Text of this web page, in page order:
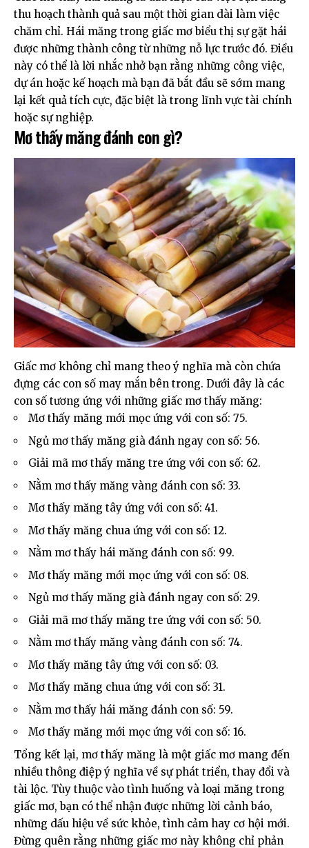
thu hoạch thành quả sau một thời gian dài làm việc
chăm chỉ. Hái măng trong giấc mơ biểu thị sự gặt hái
được những thành công từ những nỗ lực trước đó. Điều
này có thể là lời nhắc nhở bạn rằng những công việc,
dự án hoặc kế hoạch mà bạn đã bắt đầu sẽ sớm mang
lại kết quả tích cực, đặc biệt là trong lĩnh vực tài chính
hoặc sự nghiệp.
Mơ thấy măng đánh con gì?
Giấc mơ không chỉ mang theo ý nghĩa mà còn chứa
đựng các con số may mắn bên trong. Dưới đây là các
con số tương ứng với những giấc mơ thấy măng:
Mơ thấy măng mới mọc ứng với con số: 75.
Ngủ mơ thấy măng già đánh ngay con số: 56.
Giải mã mơ thấy măng tre ứng với con số: 62.
Nằm mơ thấy măng vàng đánh con số: 33.
Mơ thấy măng tây ứng với con số: 41.
Mơ thấy măng chua ứng với con số: 12.
Nằm mơ thấy hái măng đánh con số: 99.
Mơ thấy măng mới mọc ứng với con số: 08.
Ngủ mơ thấy măng già đánh ngay con số: 29.
Giải mã mơ thấy măng tre ứng với con số: 50.
Nằm mơ thấy măng vàng đánh con số: 74.
Mơ thấy măng tây ứng với con số: 03.
Mơ thấy măng chua ứng với con số: 31.
Nằm mơ thấy hái măng đánh con số: 59.
Mơ thấy măng mới mọc ứng với con số: 16.
Tổng kết lại, mơ thấy măng là một giấc mơ mang đến
nhiều thông điệp ý nghĩa về sự phát triển, thay đổi và
tài lộc. Tùy thuộc vào tình huống và loại măng trong
giấc mơ, bạn có thể nhận được những lời cảnh báo,
những dấu hiệu về sức khỏe, tình cảm hay cơ hội mới.
Đừng quên rằng những giấc mơ này không chỉ phản